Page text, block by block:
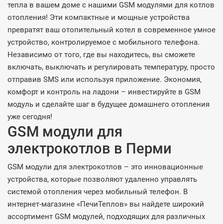
тепла в вашем доме с нашими GSM модулями для котлов
отопления! Эти компактные и мощные устройства
превратят ваш отопительный котел в современное умное
устройство, контролируемое с мобильного телефона.
Независимо от того, где вы находитесь, вы сможете
включать, выключать и регулировать температуру, просто
отправив SMS или используя приложение. Экономия,
комфорт и контроль на ладони – инвестируйте в GSM
модуль и сделайте шаг в будущее домашнего отопления
уже сегодня!
GSM модули для
электрокотлов в Перми
GSM модули для электрокотлов – это инновационные
устройства, которые позволяют удаленно управлять
системой отопления через мобильный телефон. В
интернет-магазине «ПечиТеплов» вы найдете широкий
ассортимент GSM модулей, подходящих для различных